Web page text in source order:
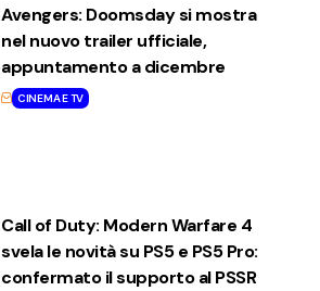
Avengers: Doomsday si mostra
nel nuovo trailer ufficiale,
appuntamento a dicembre
CINEMA E TV
Call of Duty: Modern Warfare 4
svela le novità su PS5 e PS5 Pro:
confermato il supporto al PSSR